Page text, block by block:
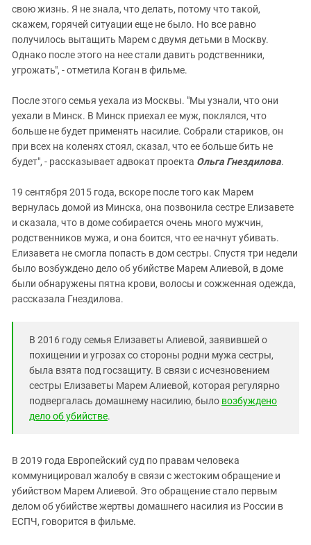
свою жизнь. Я не знала, что делать, потому что такой,
скажем, горячей ситуации еще не было. Но все равно
получилось вытащить Марем с двумя детьми в Москву.
Однако после этого на нее стали давить родственники,
угрожать", - отметила Коган в фильме.
После этого семья уехала из Москвы. "Мы узнали, что они
уехали в Минск. В Минск приехал ее муж, поклялся, что
больше не будет применять насилие. Собрали стариков, он
при всех на коленях стоял, сказал, что ее больше бить не
будет", - рассказывает адвокат проекта Ольга Гнездилова.
19 сентября 2015 года, вскоре после того как Марем
вернулась домой из Минска, она позвонила сестре Елизавете
и сказала, что в доме собирается очень много мужчин,
родственников мужа, и она боится, что ее начнут убивать.
Елизавета не смогла попасть в дом сестры. Спустя три недели
было возбуждено дело об убийстве Марем Алиевой, в доме
были обнаружены пятна крови, волосы и сожженная одежда,
рассказала Гнездилова.
В 2016 году семья Елизаветы Алиевой, заявившей о
похищении и угрозах со стороны родни мужа сестры,
была взята под госзащиту. В связи с исчезновением
сестры Елизаветы Марем Алиевой, которая регулярно
подвергалась домашнему насилию, было возбуждено
дело об убийстве.
В 2019 года Европейский суд по правам человека
коммуницировал жалобу в связи с жестоким обращение и
убийством Марем Алиевой. Это обращение стало первым
делом об убийстве жертвы домашнего насилия из России в
ЕСПЧ, говорится в фильме.